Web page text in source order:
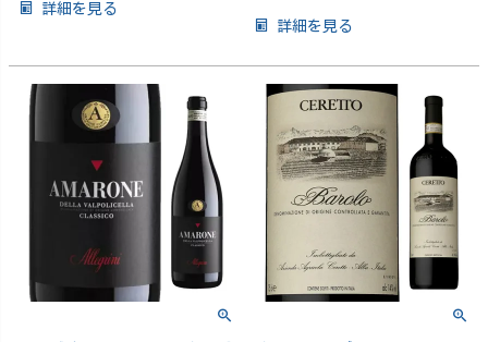
詳細を見る
詳細を見る